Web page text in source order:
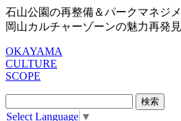
石山公園の再整備＆パークマネジメ
岡山カルチャーゾーンの魅力再発
OKAYAMA
CULTURE
SCOPE
索:
Select Language ▼